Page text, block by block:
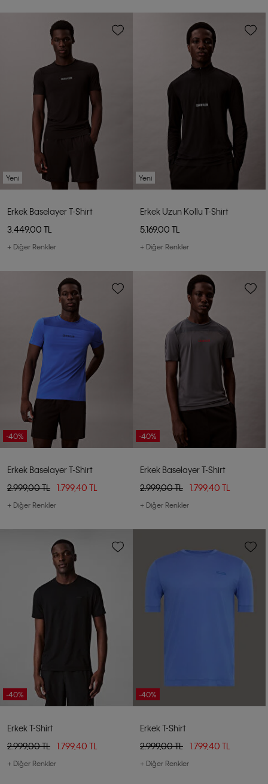
Yeni
Erkek Baselayer T-Shirt
3.449,00 TL
+ Diğer Renkler
Yeni
Erkek Uzun Kollu T-Shirt
5.169,00 TL
+ Diğer Renkler
-40%
Erkek Baselayer T-Shirt
2.999,00 TL
1.799,40 TL
+ Diğer Renkler
-40%
Erkek Baselayer T-Shirt
2.999,00 TL
1.799,40 TL
+ Diğer Renkler
-40%
Erkek T-Shirt
2.999,00 TL
1.799,40 TL
+ Diğer Renkler
-40%
Erkek T-Shirt
2.999,00 TL
1.799,40 TL
+ Diğer Renkler